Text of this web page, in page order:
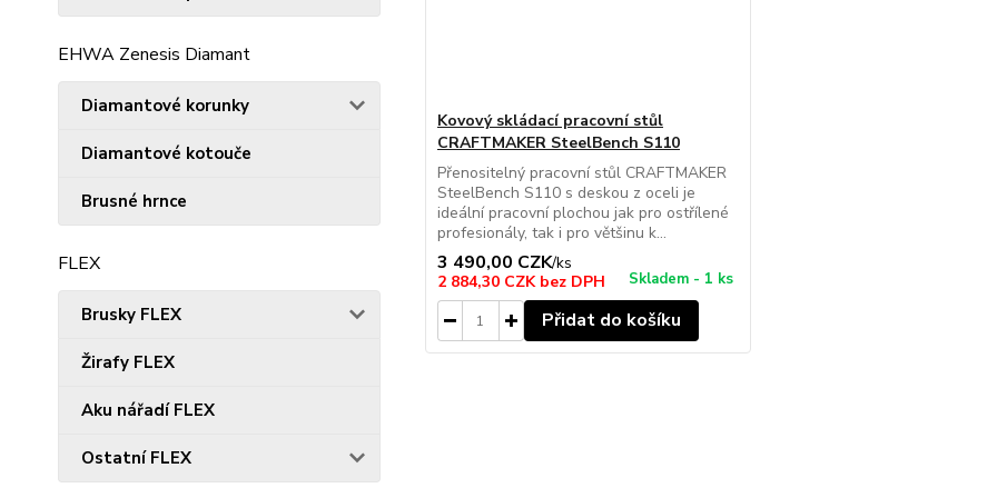
EHWA Zenesis Diamant
Diamantové korunky
Diamantové kotouče
Brusné hrnce
FLEX
Brusky FLEX
Žirafy FLEX
Aku nářadí FLEX
Ostatní FLEX
Kovový skládací pracovní stůl
CRAFTMAKER SteelBench S110
Přenositelný pracovní stůl CRAFTMAKER
SteelBench S110 s deskou z oceli je
ideální pracovní plochou jak pro ostřílené
profesionály, tak i pro většinu k...
3 490,00 CZK/ks
2 884,30 CZK bez DPH Skladem - 1 ks
Přidat do košíku